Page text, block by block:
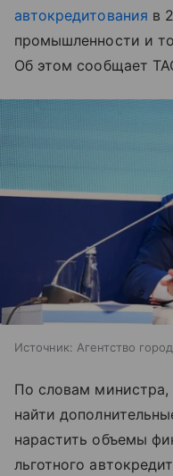
автокредитования в
промышленности и
Об этом сообщает
Источник: Агентство
По словам министра,
найти
нарастить объемы
льготного